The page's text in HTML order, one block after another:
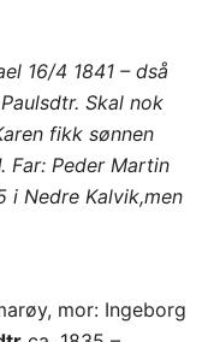
16/4 1841 – dså
Skal nok
fikk sønnen
Far: Peder Martin
i Nedre Kalvik,men
mor: Ingeborg